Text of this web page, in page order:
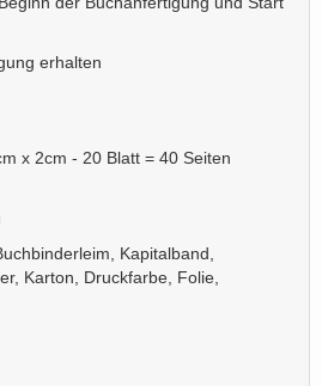
erhalten
x 2cm - 20 Blatt = 40 Seiten
Kapitalband,
Karton, Druckfarbe, Folie,